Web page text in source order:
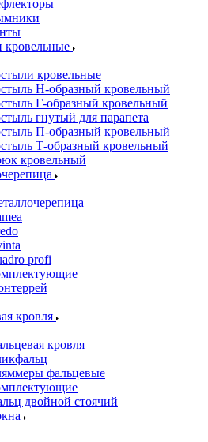
кровельные
кровельные
H-образный кровельный
Г-образный кровельный
гнутый для парапета
П-образный кровельный
Т-образный кровельный
кровельный
profi
кровля
кровля
фальцевые
двойной стоячий